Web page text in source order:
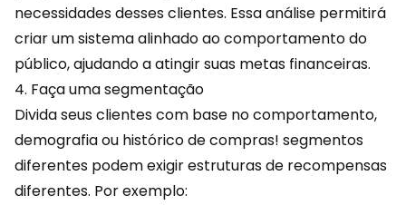
necessidades desses clientes. Essa análise permitirá
criar um sistema alinhado ao comportamento do
público, ajudando a atingir suas metas financeiras.
4. Faça uma segmentação
Divida seus clientes com base no comportamento,
demografia ou histórico de compras! segmentos
diferentes podem exigir estruturas de recompensas
diferentes. Por exemplo: